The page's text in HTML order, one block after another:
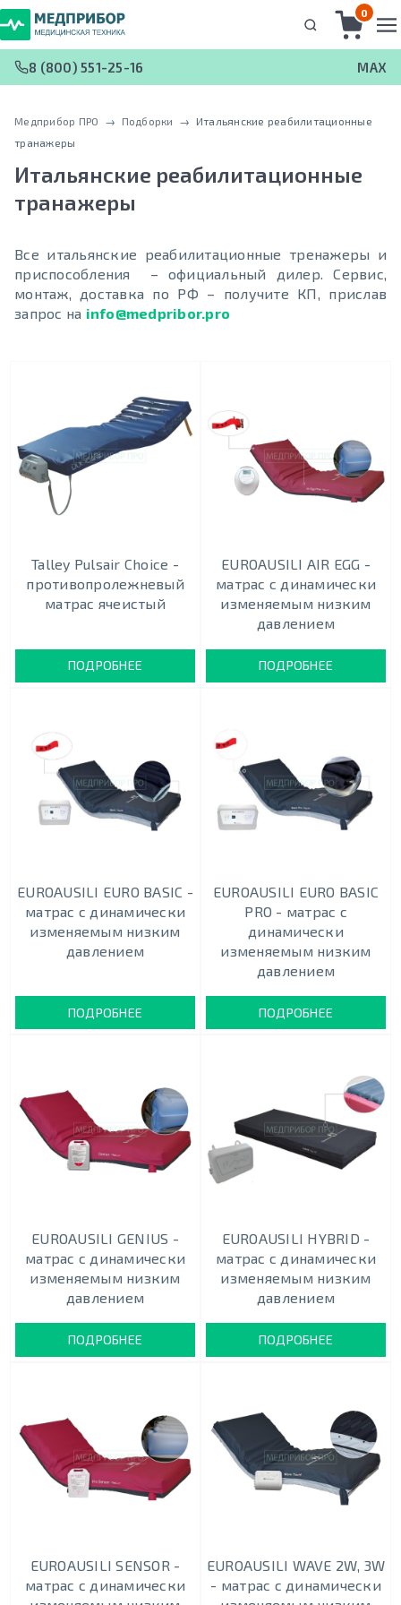
0
8 (800) 551-25-16 MAX
Медприбор ПРО → Подборки →
Итальянские реабилитационные
транажеры
Итальянские реабилитационные
транажеры
Все итальянские реабилитационные тренажеры и
приспособления – официальный дилер. Сервис,
монтаж, доставка по РФ – получите КП, прислав
запрос на info@medpribor.pro
Talley Pulsair Choice -
противопролежневый
матрас ячеистый
ПОДРОБНЕЕ
EUROAUSILI AIR EGG -
матрас с динамически
изменяемым низким
давлением
ПОДРОБНЕЕ
EUROAUSILI EURO BASIC -
матрас с динамически
изменяемым низким
давлением
ПОДРОБНЕЕ
EUROAUSILI EURO BASIC
PRO - матрас с
динамически
изменяемым низким
давлением
ПОДРОБНЕЕ
EUROAUSILI GENIUS -
матрас с динамически
изменяемым низким
давлением
ПОДРОБНЕЕ
EUROAUSILI HYBRID -
матрас с динамически
изменяемым низким
давлением
ПОДРОБНЕЕ
EUROAUSILI SENSOR -
матрас с динамически
EUROAUSILI WAVE 2W, 3W
- матрас с динамически